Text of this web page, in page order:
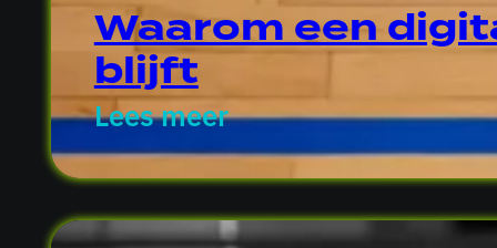
Waarom een
blijft
Lees meer